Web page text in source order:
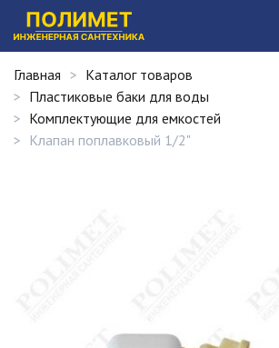
Главная
Каталог товаров
Пластиковые баки для воды
Комплектующие для емкостей
Клапан поплавковый 1/2"